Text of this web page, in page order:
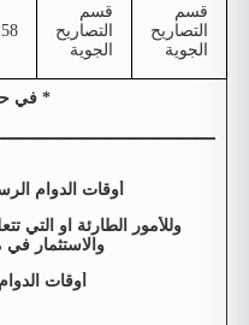
قسم
التصاريح
الجوية
قسم
التصاريح
الجوية
* في
أوقات الدوام الرسمي
وللأمور الطارئة او التي
والاستثمار
أوقات